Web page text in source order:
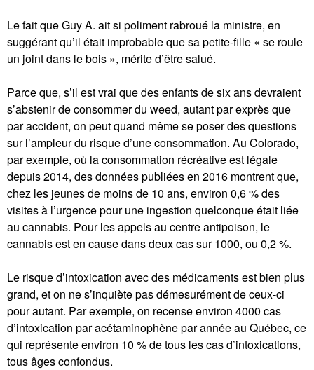
Le fait que Guy A. ait si poliment rabroué la ministre, en
suggérant qu’il était improbable que sa petite-fille « se roule
un joint dans le bois », mérite d’être salué.
Parce que, s’il est vrai que des enfants de six ans devraient
s’abstenir de consommer du weed, autant par exprès que
par accident, on peut quand même se poser des questions
sur l’ampleur du risque d’une consommation. Au Colorado,
par exemple, où la consommation récréative est légale
depuis 2014, des données publiées en 2016 montrent que,
chez les jeunes de moins de 10 ans, environ 0,6 % des
visites à l’urgence pour une ingestion quelconque était liée
au cannabis. Pour les appels au centre antipoison, le
cannabis est en cause dans deux cas sur 1000, ou 0,2 %.
Le risque d’intoxication avec des médicaments est bien plus
grand, et on ne s’inquiète pas démesurément de ceux-ci
pour autant. Par exemple, on recense environ 4000 cas
d’intoxication par acétaminophène par année au Québec, ce
qui représente environ 10 % de tous les cas d’intoxications,
tous âges confondus.